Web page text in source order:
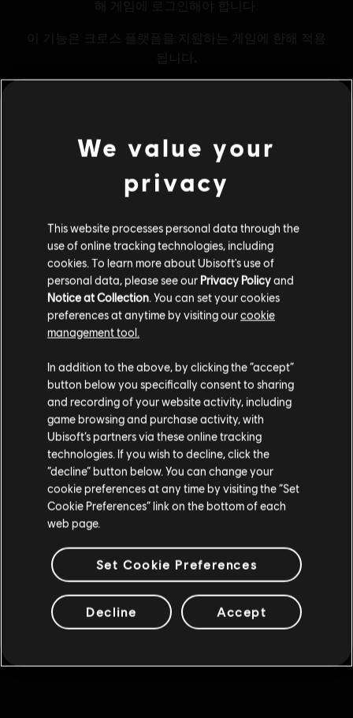
지금 구매
추가 콘텐츠
Watch Dogs: Legion
500 WD CREDITS PACK
₩ 6,000
2500 WD 크레딧 팩
₩ 24,000
Watch Dogs: Legion
1100 WD 크레딧 팩
₩ 12,000
DLC
Watch Dogs: Legion
7250 WD 크레딧 팩
₩ 60,000
고객님은 미국에 위치하고 있다고 생각합니다.
구매를 위해 로컬 지역의 상점을 방문하십시오.
현재 스토어 유지
위치 업데이트
We value your
privacy
This website processes personal data through the
use of online tracking technologies, including
cookies. To learn more about Ubisoft's use of
personal data, please see our Privacy Policyand
Notice at Collection . You can set your cookies
preferences at anytime by visiting ourcookie
management tool.
In addition to the above, by clicking the “accept”
button below you specifically consent to sharing
and recording of your website activity, including
game browsing and purchase activity, with
Ubisoft’s partners via these online tracking
technologies. If you wish to decline, click the
“decline” button below. You can change your
cookie preferences at any time by visiting the “Set
Cookie Preferences” link on the bottom of each
web page.
Set Cookie Preferences
Decline Accept